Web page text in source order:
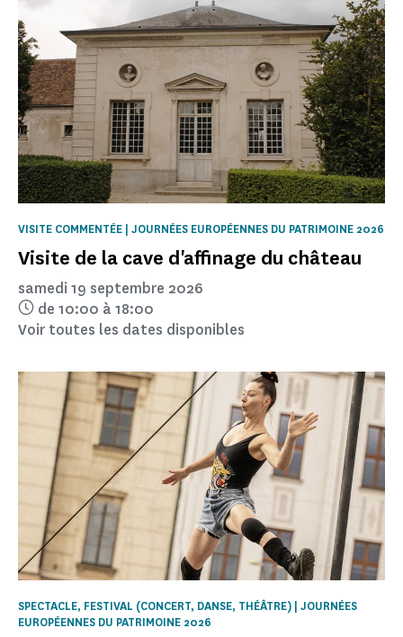
Visite de la cave d'affinage du château
VISITE COMMENTÉE | JOURNÉES EUROPÉENNES DU PATRIMOINE 2026
samedi 19 septembre 2026
de 10:00 à 18:00
Voir toutes les dates disponibles
SPECTACLE, FESTIVAL (CONCERT, DANSE, THÉÂTRE) | JOURNÉES
EUROPÉENNES DU PATRIMOINE 2026